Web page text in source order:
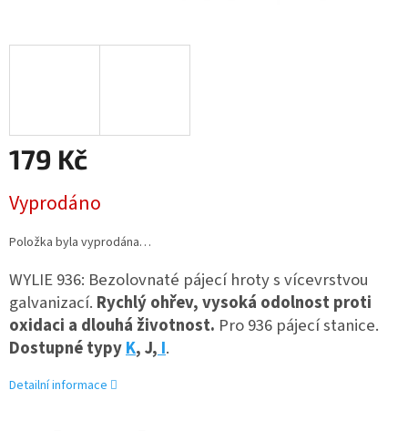
179 Kč
cena:
Vyprodáno
Položka byla vyprodána…
WYLIE 936: Bezolovnaté pájecí hroty s vícevrstvou
galvanizací. Rychlý ohřev, vysoká odolnost proti
oxidaci a dlouhá životnost. Pro 936 pájecí stanice.
Dostupné typyK, J,I.
Detailní informace